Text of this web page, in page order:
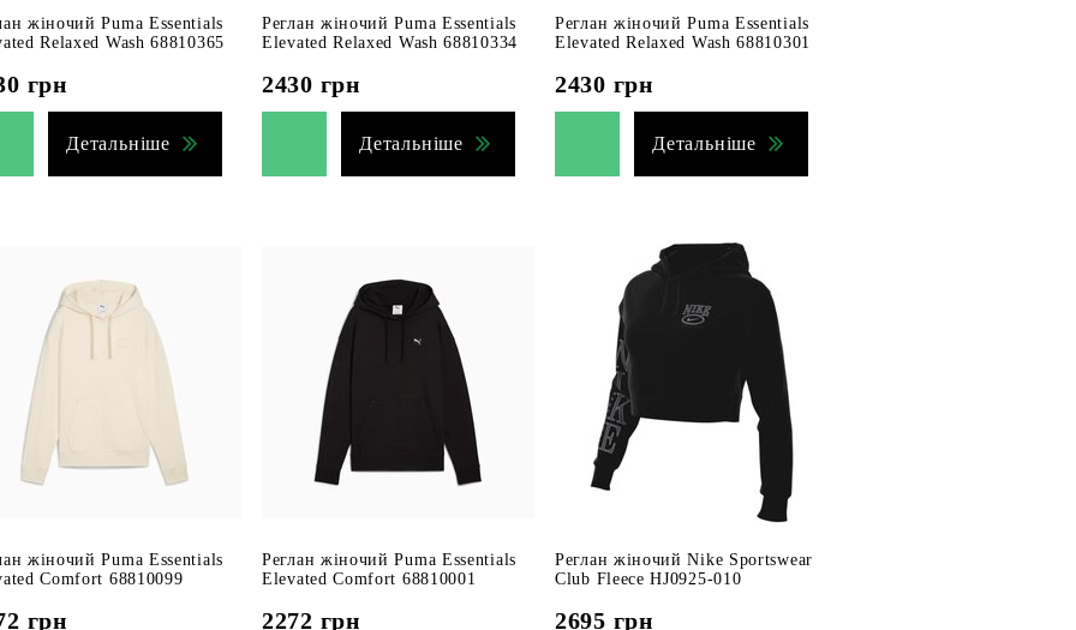
жіночий Puma Essentials
Relaxed Wash 68810365
грн
Детальніше
Реглан жіночий Puma Essentials
Elevated Relaxed Wash 68810334
2430 грн
Детальніше
Реглан жіночий Puma Essentials
Elevated Relaxed Wash 68810301
2430 грн
Детальніше
жіночий Puma Essentials
Comfort 68810099
грн
Реглан жіночий Puma Essentials
Elevated Comfort 68810001
2272 грн
Реглан жіночий Nike Sportswear
Club Fleece HJ0925-010
2695 грн